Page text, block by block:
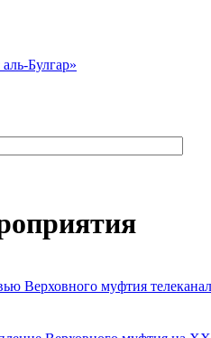
Булгар»
Верховного муфтия